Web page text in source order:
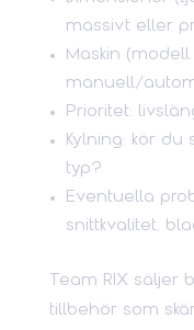
massivt eller
Maskin
manuell/
Prioritet:
Kylning: kör du
typ?
Eventuella
snittkvalitet,
Team RIX
tillbehör som